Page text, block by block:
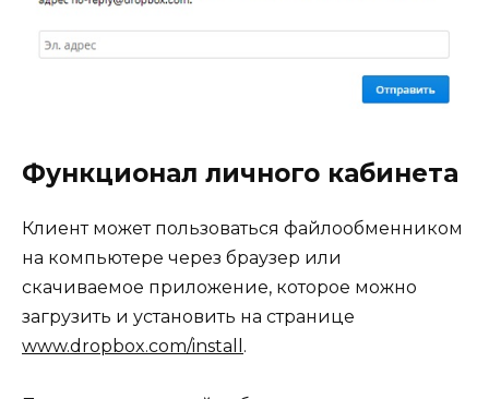
Функционал личного кабинета
Клиент может пользоваться файлообменником
на компьютере через браузер или
скачиваемое приложение, которое можно
загрузить и установить на странице
www.dropbox.com/install .